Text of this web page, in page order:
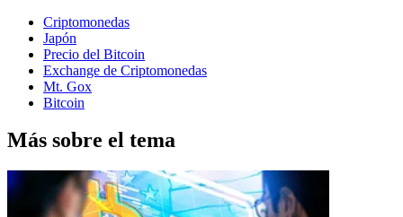
Criptomonedas
Japón
Precio del Bitcoin
Exchange de Criptomonedas
Mt. Gox
Bitcoin
Más sobre el tema